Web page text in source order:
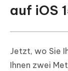
auf iOS
Jetzt, wo Sie
Ihnen zwei